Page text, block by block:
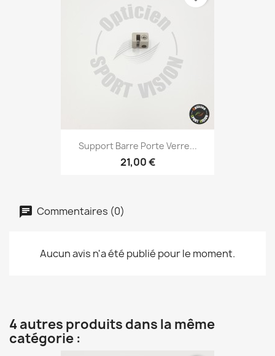
Support Barre Porte Verre...
21,00 €
Commentaires (0)
Aucun avis n'a été publié pour le moment.
4 autres produits dans la même
catégorie :